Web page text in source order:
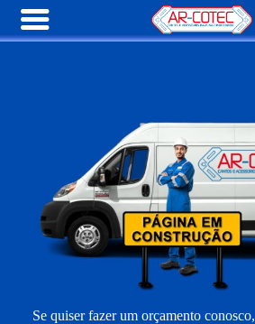
Se quiser fazer um orçamento conosco,